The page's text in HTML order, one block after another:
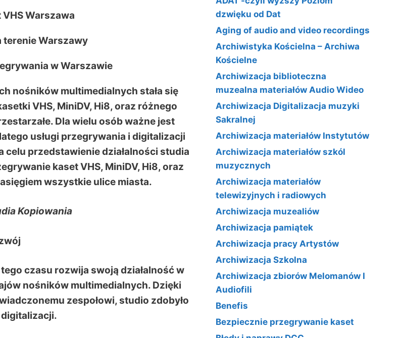
Warszawa
terenie Warszawy
w Warszawie
nośników multimedialnych stała się
VHS, MiniDV, Hi8, oraz różnego
Dla wielu osób ważne jest
usługi przegrywania i digitalizacji
celu przedstawienie działalności studia
kaset VHS, MiniDV, Hi8, oraz
wszystkie ulice miasta.
Kopiowania
czasu rozwija swoją działalność w
nośników multimedialnych. Dzięki
zespołowi, studio zdobyło
digitalizacji.
dzwięku od Dat
Aging of audio and video recordings
Archiwistyka Kościelna – Archiwa
Kościelne
Archiwizacja biblioteczna
muzealna materiałów Audio Wideo
Archiwizacja Digitalizacja muzyki
Sakralnej
Archiwizacja materiałów Instytutów
Archiwizacja materiałów szkól
muzycznych
Archiwizacja materiałów
telewizyjnych i radiowych
Archiwizacja muzealiów
Archiwizacja pamiątek
Archiwizacja pracy Artystów
Archiwizacja Szkolna
Archiwizacja zbiorów Melomanów I
Audiofili
Benefis
Bezpiecznie przegrywanie kaset